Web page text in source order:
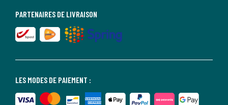
LES MODES DE PAIEMENT :
PARTENAIRES DE LIVRAISON